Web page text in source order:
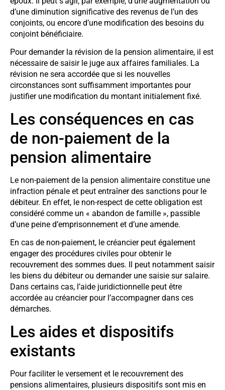
d’une diminution significative des revenus de l’un des
conjoints, ou encore d’une modification des besoins du
conjoint bénéficiaire.
Pour demander la révision de la pension alimentaire, il est
nécessaire de saisir le juge aux affaires familiales. La
révision ne sera accordée que si les nouvelles
circonstances sont suffisamment importantes pour
justifier une modification du montant initialement fixé.
Les conséquences en cas
de non-paiement de la
pension alimentaire
Le non-paiement de la pension alimentaire constitue une
infraction pénale et peut entraîner des sanctions pour le
débiteur. En effet, le non-respect de cette obligation est
considéré comme un « abandon de famille », passible
d’une peine d’emprisonnement et d’une amende.
En cas de non-paiement, le créancier peut également
engager des procédures civiles pour obtenir le
recouvrement des sommes dues. Il peut notamment saisir
les biens du débiteur ou demander une saisie sur salaire.
Dans certains cas, l’aide juridictionnelle peut être
accordée au créancier pour l’accompagner dans ces
démarches.
Les aides et dispositifs
existants
Pour faciliter le versement et le recouvrement des
pensions alimentaires, plusieurs dispositifs sont mis en